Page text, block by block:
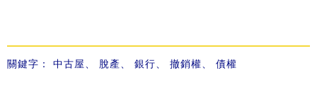
關鍵字： 中古屋 脫產 銀行 撤銷權 債權